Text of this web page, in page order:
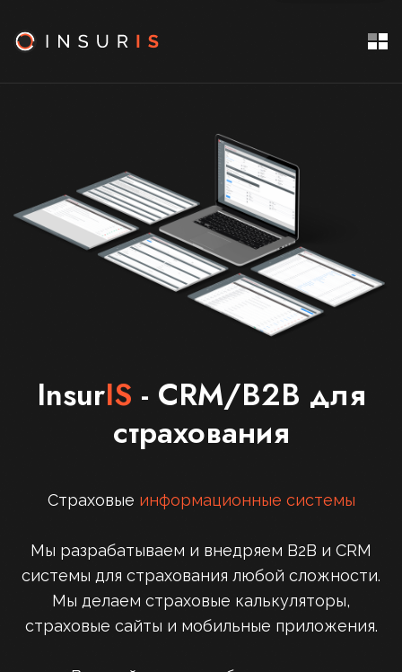
InsurIS - CRM/B2B для
страхования
Страховые информационные системы
Мы разрабатываем и внедряем B2B и CRM
системы для страхования любой сложности.
Мы делаем страховые калькуляторы,
страховые сайты и мобильные приложения.